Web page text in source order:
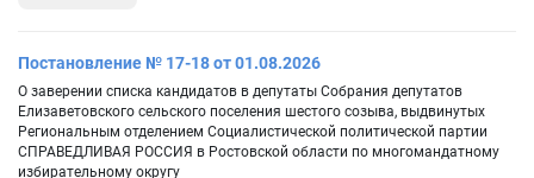
Постановление № 17-18 от 01.08.2026
О заверении списка кандидатов в депутаты Собрания депутатов
Елизаветовского сельского поселения шестого созыва, выдвинутых
Региональным отделением Социалистической политической партии
СПРАВЕДЛИВАЯ РОССИЯ в Ростовской области по многомандатному
избирательному округу